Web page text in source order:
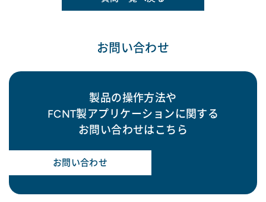
お問い合わせ
製品の操作方法や
FCNT製アプリケーションに関する
お問い合わせはこちら
お問い合わせ